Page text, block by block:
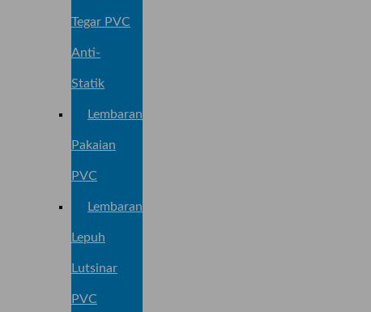
Tegar PVC
Anti-
Statik
Lembaran
Pakaian
PVC
Lembaran
Lepuh
Lutsinar
PVC